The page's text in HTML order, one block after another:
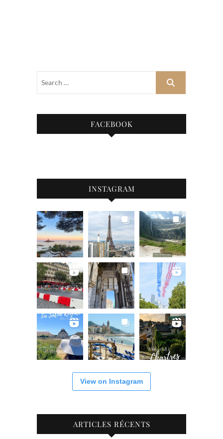
FACEBOOK
INSTAGRAM
View on Instagram
ARTICLES RÉCENTS